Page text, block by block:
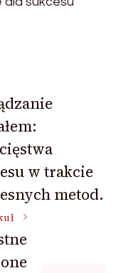
w trakcie
metod.